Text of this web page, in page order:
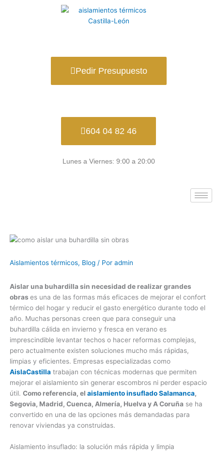
Pedir Presupuesto
604 04 82 46
Lunes a Viernes: 9:00 a 20:00
Aislamientos térmicos, Blog / Por admin
Aislar una buhardilla sin necesidad de realizar grandes
obras es una de las formas más eficaces de mejorar el confort
térmico del hogar y reducir el gasto energético durante todo el
año. Muchas personas creen que para conseguir una
buhardilla cálida en invierno y fresca en verano es
imprescindible levantar techos o hacer reformas complejas,
pero actualmente existen soluciones mucho más rápidas,
limpias y eficientes. Empresas especializadas como
AislaCastilla trabajan con técnicas modernas que permiten
mejorar el aislamiento sin generar escombros ni perder espacio
útil. Como referencia, el aislamiento insuflado Salamanca,
Segovia, Madrid, Cuenca, Almería, Huelva y A Coruña se ha
convertido en una de las opciones más demandadas para
renovar viviendas ya construidas.
Aislamiento insuflado: la solución más rápida y limpia